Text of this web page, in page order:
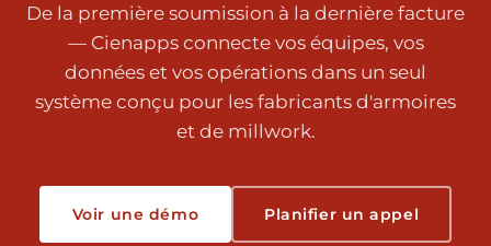
De la première soumission à la dernière facture
— Cienapps connecte vos équipes, vos
données et vos opérations dans un seul
système conçu pour les fabricants d'armoires
et de millwork.
Voir une démo Planifier un appel